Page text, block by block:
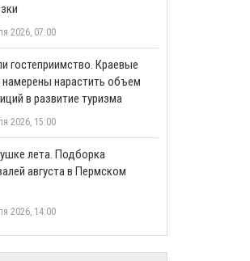
2026, 07:00
гостеприимство. Краевые
намерены нарастить объем
в развитие туризма
2026, 15:00
лета. Подборка
августа в Пермском
2026, 14:00